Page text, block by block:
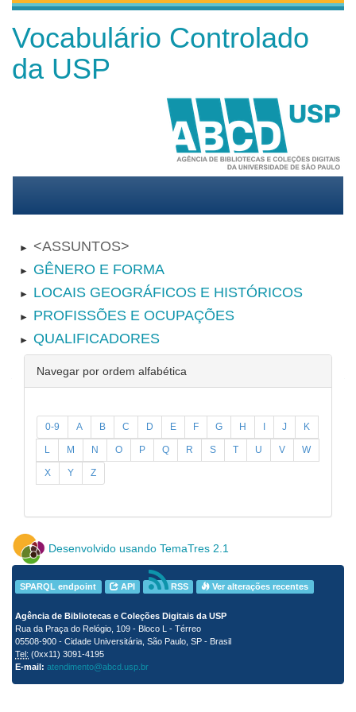
Vocabulário Controlado
da USP
► ASSUNTOS
► GÊNERO E FORMA
► LOCAIS GEOGRÁFICOS E HISTÓRICOS
► PROFISSÕES E OCUPAÇÕES
► QUALIFICADORES
Navegar por ordem alfabética
0-9 A B C D E F G H I J K
L M N O P Q R S T U V W
X Y Z
Desenvolvido usando TemaTres 2.1
SPARQL endpoint API RSS Ver alterações recentes
Agência de Bibliotecas e Coleções Digitais da USP
Rua da Praça do Relógio, 109 - Bloco L - Térreo
05508-900 - Cidade Universitária, São Paulo, SP - Brasil
Tel: (0xx11) 3091-4195
E-mail: atendimento@abcd.usp.br